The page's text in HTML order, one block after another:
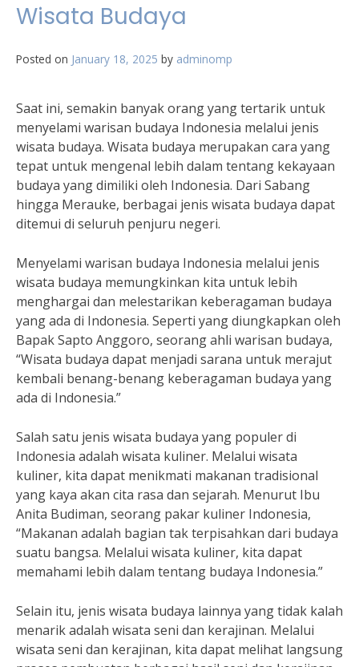
Wisata Budaya
Posted on January 18, 2025 by adminomp
Saat ini, semakin banyak orang yang tertarik untuk
menyelami warisan budaya Indonesia melalui jenis
wisata budaya. Wisata budaya merupakan cara yang
tepat untuk mengenal lebih dalam tentang kekayaan
budaya yang dimiliki oleh Indonesia. Dari Sabang
hingga Merauke, berbagai jenis wisata budaya dapat
ditemui di seluruh penjuru negeri.
Menyelami warisan budaya Indonesia melalui jenis
wisata budaya memungkinkan kita untuk lebih
menghargai dan melestarikan keberagaman budaya
yang ada di Indonesia. Seperti yang diungkapkan oleh
Bapak Sapto Anggoro, seorang ahli warisan budaya,
“Wisata budaya dapat menjadi sarana untuk merajut
kembali benang-benang keberagaman budaya yang
ada di Indonesia.”
Salah satu jenis wisata budaya yang populer di
Indonesia adalah wisata kuliner. Melalui wisata
kuliner, kita dapat menikmati makanan tradisional
yang kaya akan cita rasa dan sejarah. Menurut Ibu
Anita Budiman, seorang pakar kuliner Indonesia,
“Makanan adalah bagian tak terpisahkan dari budaya
suatu bangsa. Melalui wisata kuliner, kita dapat
memahami lebih dalam tentang budaya Indonesia.”
Selain itu, jenis wisata budaya lainnya yang tidak kalah
menarik adalah wisata seni dan kerajinan. Melalui
wisata seni dan kerajinan, kita dapat melihat langsung